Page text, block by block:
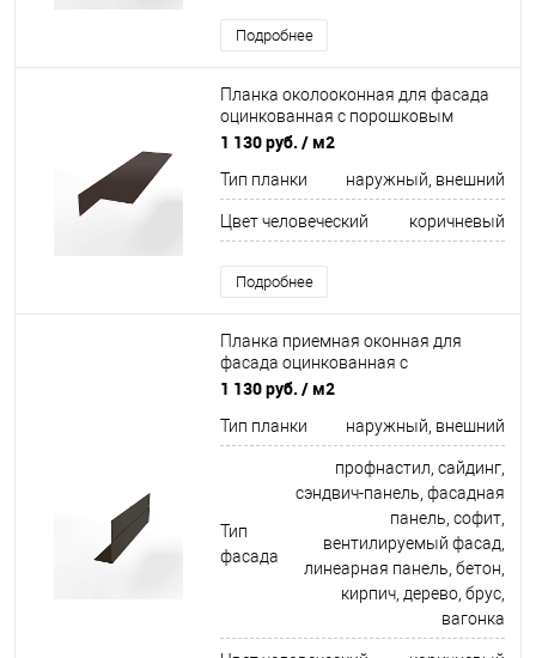
Подробнее
Планка околооконная для фасада
оцинкованная с порошковым
покрытием 0,45мм ширина менее
1 130 руб. / м2
Тип планки наружный, внешний
Цвет человеческий коричневый
Подробнее
Планка приемная оконная для
фасада оцинкованная с
порошковым покрытием 0,45мм
1 130 руб. / м2
Тип планки наружный, внешний
Тип
фасада
профнастил, сайдинг,
сэндвич-панель, фасадная
панель, софит,
вентилируемый фасад,
линеарная панель, бетон,
кирпич, дерево, брус,
вагонка